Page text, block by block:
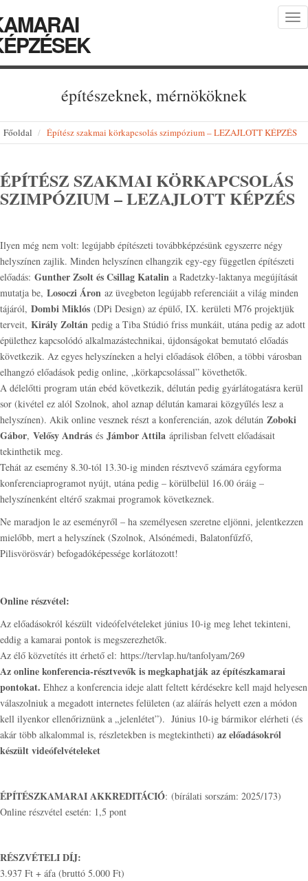
építészeknek, mérnököknek
Főoldal Építész szakmai körkapcsolás szimpózium – LEZAJLOTT KÉPZÉS
ÉPÍTÉSZ SZAKMAI KÖRKAPCSOLÁS
SZIMPÓZIUM – LEZAJLOTT KÉPZÉS
Ilyen még nem volt: legújabb építészeti továbbképzésünk egyszerre négy
helyszínen zajlik. Minden helyszínen elhangzik egy-egy független építészeti
előadás: Gunther Zsolt és Csillag Katalin a Radetzky-laktanya megújítását
mutatja be, Losoczi Áron az üvegbeton legújabb referenciáit a világ minden
tájáról, Dombi Miklós (DPi Design) az épülő, IX. kerületi M76 projektjük
terveit, Király Zoltán pedig a Tiba Stúdió friss munkáit, utána pedig az adott
épülethez kapcsolódó alkalmazástechnikai, újdonságokat bemutató előadás
következik. Az egyes helyszíneken a helyi előadások élőben, a többi városban
elhangzó előadások pedig online, „körkapcsolással” követhetők.
A délelőtti program után ebéd következik, délután pedig gyárlátogatásra kerül
sor (kivétel ez alól Szolnok, ahol aznap délután kamarai közgyűlés lesz a
helyszínen). Akik online vesznek részt a konferencián, azok délután Zoboki
Gábor, Velősy András és Jámbor Attila áprilisban felvett előadásait
tekinthetik meg.
Tehát az esemény 8.30-tól 13.30-ig minden résztvevő számára egyforma
konferenciaprogramot nyújt, utána pedig – körülbelül 16.00 óráig –
helyszínenként eltérő szakmai programok következnek.
Ne maradjon le az eseményről – ha személyesen szeretne eljönni, jelentkezzen
mielőbb, mert a helyszínek (Szolnok, Alsónémedi, Balatonfűzfő,
Pilisvörösvár) befogadóképessége korlátozott!
Online részvétel:
Az előadásokról készült videófelvételeket június 10-ig meg lehet tekinteni,
eddig a kamarai pontok is megszerezhetők.
Az élő közvetítés itt érhető el: https://tervlap.hu/tanfolyam/269
Az online konferencia-résztvevők is megkaphatják az építészkamarai
pontokat. Ehhez a konferencia ideje alatt feltett kérdésekre kell majd helyesen
válaszolniuk a megadott internetes felületen (az aláírás helyett ezen a módon
kell ilyenkor ellenőriznünk a „jelenlétet”). Június 10-ig bármikor elérheti (és
akár több alkalommal is, részletekben is megtekintheti) az előadásokról
készült videófelvételeket
ÉPÍTÉSZKAMARAI AKKREDITÁCIÓ: (bírálati sorszám: 2025/173)
Online részvétel esetén: 1,5 pont
RÉSZVÉTELI DÍJ:
3.937 Ft + áfa (bruttó 5.000 Ft)